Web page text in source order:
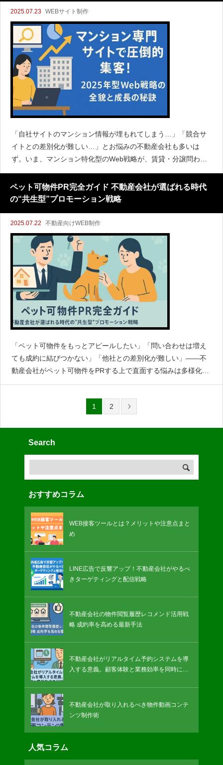
2025.07.23 WEBサイト制作
「自社サイトのマンション情報が埋もれてしまう…」「競合サ
イトとの差別化が難しい…」とお悩みの不動産会社も多いは
ず。いま、マンション特化型のWeb戦略が、賃貸・分譲問わず
大きな注目を集めています。検索・デザイン・パーソナライ
ズ・SNS連携・業務効率化まで、Webで勝つための必須条件は
日々変わ
ペット可物件PR完全ガイド 不動産会社が選ばれる時代
の“共生型”プロモーション戦略
2025.07.22 不動産向けWEB制作
「ペット可物件をもっとアピールしたい」「問い合わせは増え
ても成約に結びつかない」「他社との差別化が難しい」――不
動産会社がペット可物件をPRする上で直面する悩みは多様化し
ています。物件選びの“軸”にペットとの暮らしを重視する層が拡
1 2
Search
おすすめコラム
WEB接客ツールとは？メリットや注意点まと
め
LINE広告で反響アップ！不動産会社がやるべ
きターゲティングと配信戦略
不動産会社の物件閲覧履歴レコメンド活用戦
略 成約率を高める最新手法
不動産会社がリアルタイム予約システムを導
入する意義。顧客体験と業務効率を同時に改
不動産会社が取り入れるべき物件動画コンテ
ンツ制作術
人気コラム